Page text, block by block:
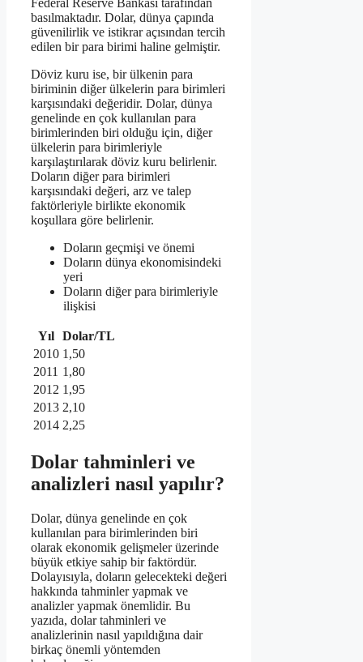
basılmaktadır. Dolar, dünya çapında
güvenilirlik ve istikrar açısından tercih
edilen bir para birimi haline gelmiştir.
Döviz kuru ise, bir ülkenin para
biriminin diğer ülkelerin para birimleri
karşısındaki değeridir. Dolar, dünya
genelinde en çok kullanılan para
birimlerinden biri olduğu için, diğer
ülkelerin para birimleriyle
karşılaştırılarak döviz kuru belirlenir.
Doların diğer para birimleri
karşısındaki değeri, arz ve talep
faktörleriyle birlikte ekonomik
koşullara göre belirlenir.
Doların geçmişi ve önemi
Doların dünya ekonomisindeki
yeri
Doların diğer para birimleriyle
ilişkisi
Yıl Dolar/TL
2010 1,50
2011 1,80
2012 1,95
2013 2,10
2014 2,25
Dolar tahminleri ve
analizleri nasıl yapılır?
Dolar, dünya genelinde en çok
kullanılan para birimlerinden biri
olarak ekonomik gelişmeler üzerinde
büyük etkiye sahip bir faktördür.
Dolayısıyla, doların gelecekteki değeri
hakkında tahminler yapmak ve
analizler yapmak önemlidir. Bu
yazıda, dolar tahminleri ve
analizlerinin nasıl yapıldığına dair
birkaç önemli yöntemden